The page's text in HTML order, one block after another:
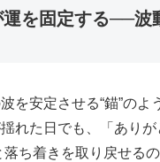
を固定する──波
を安定させる“錨”のよ
れた日でも、「あり
ち着きを取り戻せるの